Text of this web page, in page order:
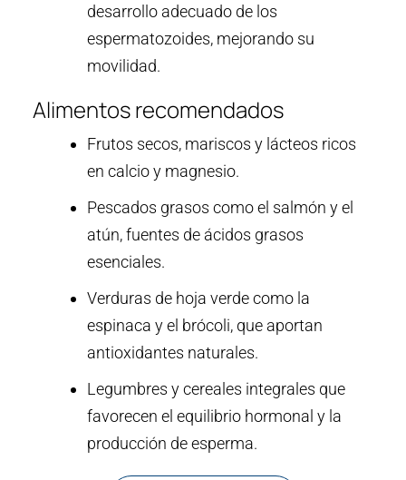
desarrollo adecuado de los
espermatozoides, mejorando su
movilidad.
Alimentos recomendados
Frutos secos, mariscos y lácteos ricos
en calcio y magnesio.
Pescados grasos como el salmón y el
atún, fuentes de ácidos grasos
esenciales.
Verduras de hoja verde como la
espinaca y el brócoli, que aportan
antioxidantes naturales.
Legumbres y cereales integrales que
favorecen el equilibrio hormonal y la
producción de esperma.